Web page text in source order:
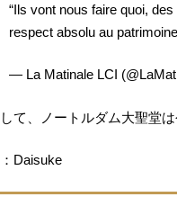
“Ils vont nous faire quoi,
respect absolu au
— La Matinale LCI
て、ノートルダム大聖堂
Daisuke